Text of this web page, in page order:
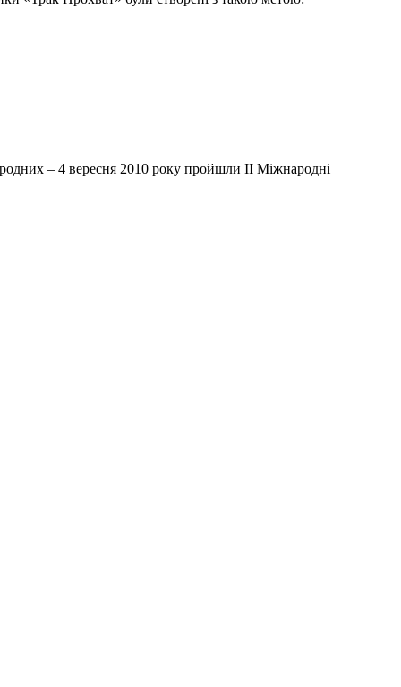
– 4 вересня 2010 року пройшли II Міжнародні